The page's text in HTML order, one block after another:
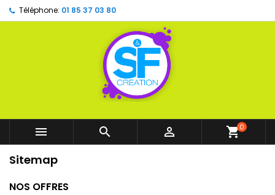
Téléphone: 01 85 37 03 80
   shopping_cart0
Sitemap
NOS OFFRES